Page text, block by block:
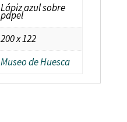
Lápiz azul sobre
papel
200 x 122
Museo de Huesca